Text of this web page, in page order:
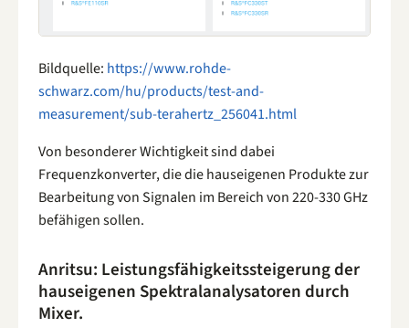
Bildquelle: https://www.rohde-
schwarz.com/hu/products/test-and-
measurement/sub-terahertz_256041.html
Von besonderer Wichtigkeit sind dabei
Frequenzkonverter, die die hauseigenen Produkte zur
Bearbeitung von Signalen im Bereich von 220-330 GHz
befähigen sollen.
Anritsu: Leistungsfähigkeitssteigerung der
hauseigenen Spektralanalysatoren durch
Mixer.